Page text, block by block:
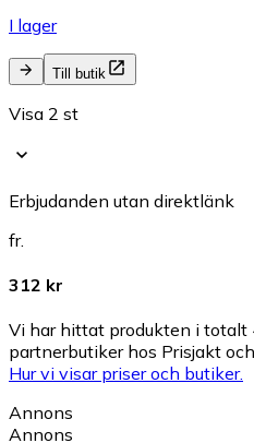
I lager
Till butik
Visa 2 st
Erbjudanden utan direktlänk
fr.
312 kr
Vi har hittat produkten i totalt
partnerbutiker hos Prisjakt
Hur vi visar priser och butiker.
Annons
Annons